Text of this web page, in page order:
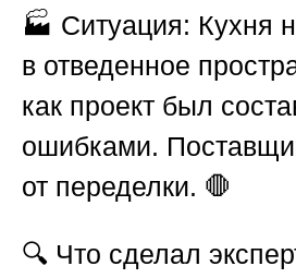
🏭 Ситуация: Кухня
в отведенное
как проект был
ошибками.
от переделки. 🛑
🔍 Что сделал